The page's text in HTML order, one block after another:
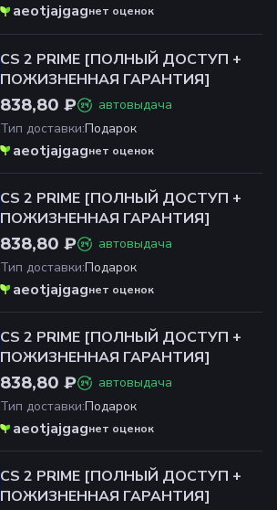
aeotjajgagнет оценок
CS 2 PRIME [ПОЛНЫЙ ДОСТУП +
ПОЖИЗНЕННАЯ ГАРАНТИЯ]
838,80 ₽
автовыдача
Тип доставки:Подарок
aeotjajgagнет оценок
CS 2 PRIME [ПОЛНЫЙ ДОСТУП +
ПОЖИЗНЕННАЯ ГАРАНТИЯ]
838,80 ₽
автовыдача
Тип доставки:Подарок
aeotjajgagнет оценок
CS 2 PRIME [ПОЛНЫЙ ДОСТУП +
ПОЖИЗНЕННАЯ ГАРАНТИЯ]
838,80 ₽
автовыдача
Тип доставки:Подарок
aeotjajgagнет оценок
CS 2 PRIME [ПОЛНЫЙ ДОСТУП +
ПОЖИЗНЕННАЯ ГАРАНТИЯ]